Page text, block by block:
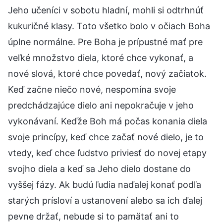
Jeho učeníci v sobotu hladní, mohli si odtrhnúť
kukuričné klasy. Toto všetko bolo v očiach Boha
úplne normálne. Pre Boha je prípustné mať pre
veľké množstvo diela, ktoré chce vykonať, a
nové slová, ktoré chce povedať, nový začiatok.
Keď začne niečo nové, nespomína svoje
predchádzajúce dielo ani nepokračuje v jeho
vykonávaní. Keďže Boh má počas konania diela
svoje princípy, keď chce začať nové dielo, je to
vtedy, keď chce ľudstvo priviesť do novej etapy
svojho diela a keď sa Jeho dielo dostane do
vyššej fázy. Ak budú ľudia naďalej konať podľa
starých prísloví a ustanovení alebo sa ich ďalej
pevne držať, nebude si to pamätať ani to